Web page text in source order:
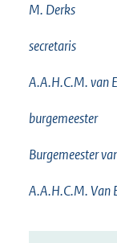
M. Derks
secretaris
A.A.H.C.M. van
burgemeester
Burgemeester
A.A.H.C.M. Van